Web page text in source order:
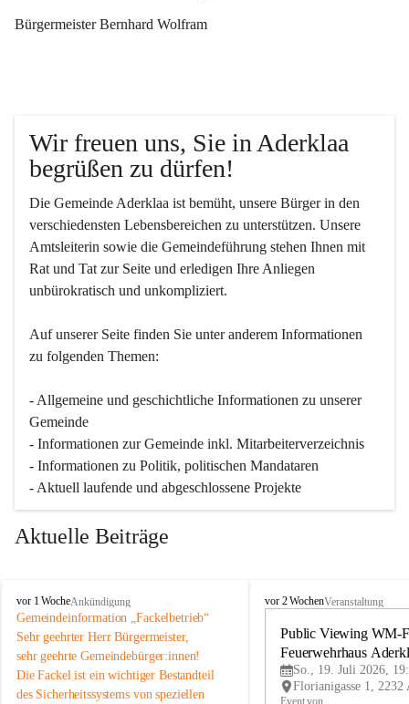
Bürgermeister Bernhard Wolfram
Wir freuen uns, Sie in Aderklaa
begrüßen zu dürfen!
Die Gemeinde Aderklaa ist bemüht, unsere Bürger in den
verschiedensten Lebensbereichen zu unterstützen. Unsere
Amtsleiterin sowie die Gemeindeführung stehen Ihnen mit
Rat und Tat zur Seite und erledigen Ihre Anliegen
unbürokratisch und unkompliziert.
Auf unserer Seite finden Sie un­ter an­de­rem Informationen
zu folgenden Themen:
- Allgemeine und geschichtliche Informationen zu unserer
Gemeinde
- Informationen zur Gemeinde inkl. Mitarbeiterverzeichnis
- Informationen zu Politik, politischen Mandataren
- Aktuell laufende und abgeschlossene Projekte
Aktuelle Beiträge
A
d
e
r
k
l
a
vor 1 WocheAnkündigung
Gemeindeinformation „Fackelbetrieb“
Sehr geehrter Herr Bürgermeister,
sehr geehrte Gemeindebürger:innen!
Die Fackel ist ein wichtiger Bestandteil
des Sicherheitssystems von speziellen
A
vor 2 WochenVeranstaltung
Public Viewing WM-
Feuerwehrhaus
So., 19. Juli 2026,
Event von